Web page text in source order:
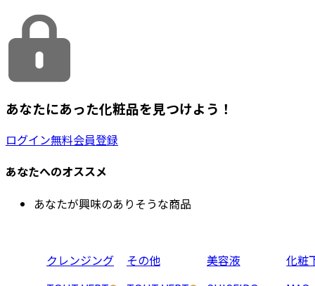
あなたにあった化粧品を見つけよう！
ログイン無料会員登録
あなたへのオススメ
あなたが興味のありそうな商品
クレンジング
その他
美容液
化粧